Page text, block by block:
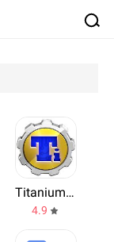
Titanium Backup
4.9